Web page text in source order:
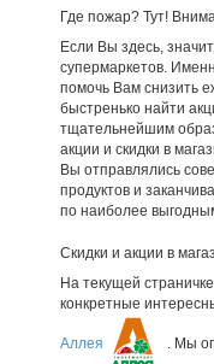
Где пожар? Тут!
Если Вы здесь,
супермаркетов.
помочь Вам снизить
быстренько найти
тщательнейшим
акции и скидки в
Вы отправлялись
продуктов и
по наиболее
Скидки и акции в
На текущей
конкретные
Аллея . Мы